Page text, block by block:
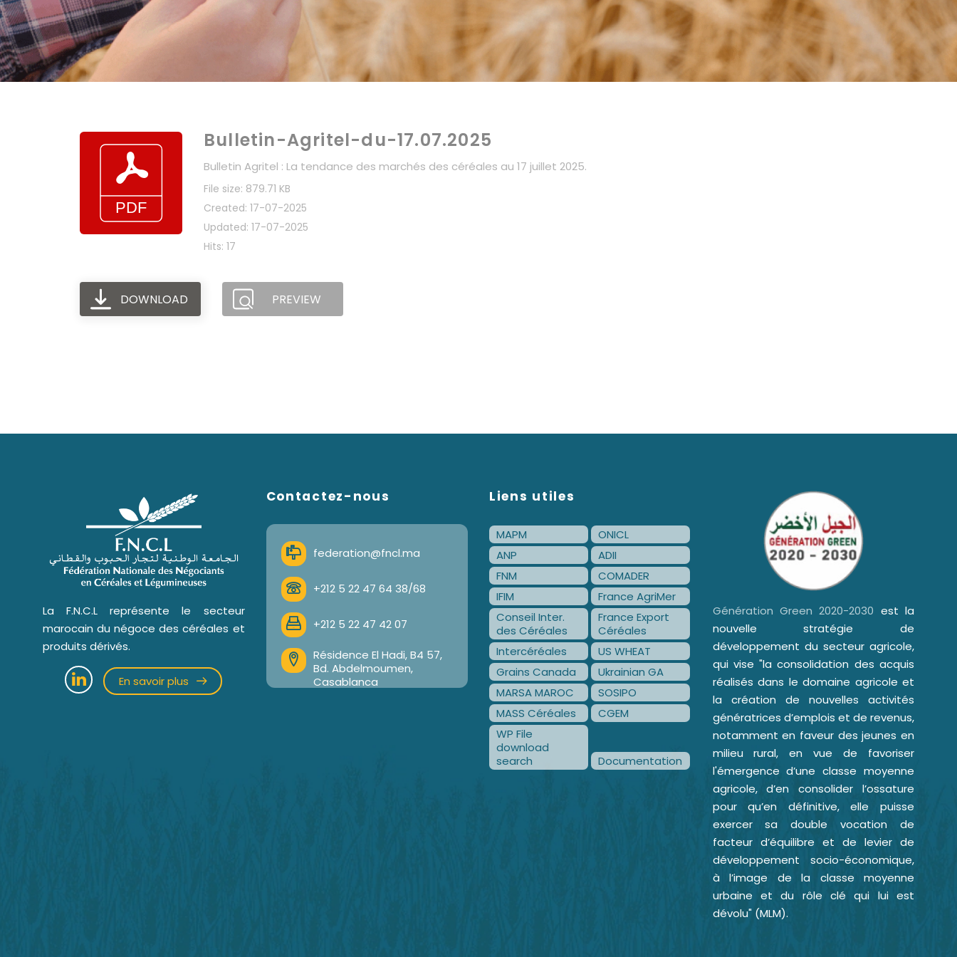
Bulletin-Agritel-du-17.07.2025
Bulletin Agritel : La tendance des marchés des céréales au 17 juillet 2025.
File size: 879.71 KB
Created: 17-07-2025
Updated: 17-07-2025
Hits: 17
DOWNLOAD PREVIEW
La F.N.C.L représente le secteur
marocain du négoce des céréales et
produits dérivés.
En savoir plus
Contactez-nous
federation@fncl.ma
+212 5 22 47 64 38/68
+212 5 22 47 42 07
Résidence El Hadi, B4 57,
Bd. Abdelmoumen,
Casablanca
Liens utiles
MAPM
ONICL
ANP
ADII
FNM
COMADER
IFIM
France AgriMer
Conseil Inter.
des Céréales
France Export
Céréales
Intercéréales
US WHEAT
Grains Canada
Ukrainian GA
MARSA MAROC
SOSIPO
MASS Céréales
CGEM
WP File
download
search
Documentation
Génération Green 2020-2030 est la
nouvelle stratégie de
développement du secteur agricole,
qui vise "la consolidation des acquis
réalisés dans le domaine agricole et
la création de nouvelles activités
génératrices d’emplois et de revenus,
notamment en faveur des jeunes en
milieu rural, en vue de favoriser
l'émergence d’une classe moyenne
agricole, d’en consolider l’ossature
pour qu’en définitive, elle puisse
exercer sa double vocation de
facteur d’équilibre et de levier de
développement socio-économique,
à l’image de la classe moyenne
urbaine et du rôle clé qui lui est
dévolu" (MLM).